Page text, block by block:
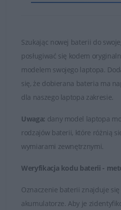
i bezawaryjnie.
są bardzo słabej jakości!
Baterie, które znajduje się w
oryginalnymi częściami
zamiennikami takich firm jak
Whitenergy. Tylko markowe
najwyższe standardy jakości i
CE i ROHS.
Łatwy kontakt i fachowa
W przypadku jakichkolwiek
doborem baterii do
Państwo skontaktować się z
Szukając nowej baterii do
posługiwać się kodem
modelem swojego laptopa.
się, że dobierana bateria ma
dla naszego laptopa zakresie.
Uwaga: dany model laptopa
rodzajów baterii, które różnią
wymiarami zewnętrznymi.
Weryfikacja kodu baterii -
Oznaczenie baterii znajduje
akumulatorze. Aby je